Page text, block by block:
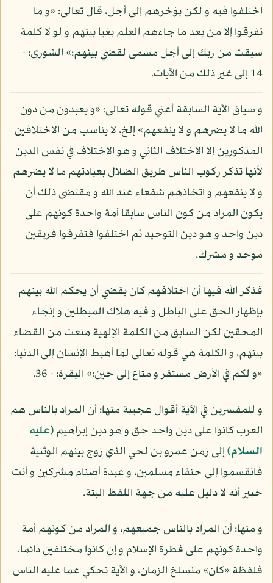
اختلفوا فيه و لكن يؤخرهم إلى أجل، قال تعالى: «و ما
تفرقوا إلا من بعد ما جاءهم العلم بغيا بينهم و لو لا كلمة
سبقت من ربك إلى أجل مسمى لقضي بينهم:» الشورى: -
14 إلى غير ذلك من الآيات.
و سياق الآية السابقة أعني قوله تعالى: «و يعبدون من دون
الله ما لا يضرهم و لا ينفعهم» إلخ، لا يناسب من الاختلافين
المذكورين إلا الاختلاف الثاني و هو الاختلاف في نفس الدين
لأنها تذكر ركوب الناس طريق الضلال بعبادتهم ما لا يضرهم
و لا ينفعهم و اتخاذهم شفعاء عند الله و مقتضى ذلك أن
يكون المراد من كون الناس سابقا أمة واحدة كونهم على
دين واحد و هو دين التوحيد ثم اختلفوا فتفرقوا فريقين
موحد و مشرك.
فذكر الله فيها أن اختلافهم كان يقضي أن يحكم الله بينهم
بإظهار الحق على الباطل و فيه هلاك المبطلين و إنجاء
المحقين لكن السابق من الكلمة الإلهية منعت من القضاء
بينهم، و الكلمة هي قوله تعالى لما أهبط الإنسان إلى الدنيا:
«و لكم في الأرض مستقر و متاع إلى حين:» البقرة: - 36.
و للمفسرين في الآية أقوال عجيبة منها: أن المراد بالناس هم
العرب كانوا على دين واحد حق و هو دين إبراهيم(عليه
السلام)إلى زمن عمرو بن لحي الذي زوج بينهم الوثنية
فانقسموا إلى حنفاء مسلمين، و عبدة أصنام مشركين و أنت
خبير أنه لا دليل عليه من جهة اللفظ البتة.
و منها: أن المراد بالناس جميعهم، و المراد من كونهم أمة
واحدة كونهم على فطرة الإسلام و إن كانوا مختلفين دائما،
فلفظة «كان» منسلخ الزمان، و الآية تحكي عما عليه الناس